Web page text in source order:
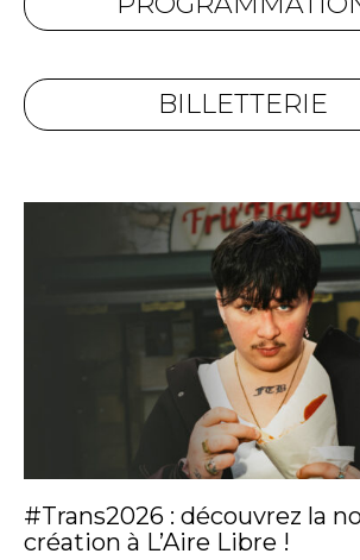
BILLETTERIE
#Trans2026 : découvrez la
création à L’Aire Libre !